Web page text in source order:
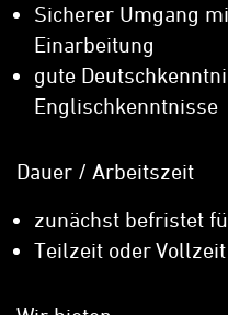
Sicherer Umgang
Einarbeitung
gute
Englischkenntnisse
Dauer / Arbeitszeit
zunächst befristet
Teilzeit oder